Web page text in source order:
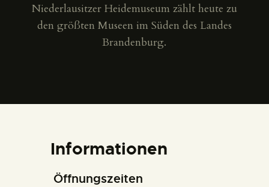
Niederlausitzer Heidemuseum zählt heute zu
den größten Museen im Süden des Landes
Brandenburg.
Informationen
Öffnungszeiten